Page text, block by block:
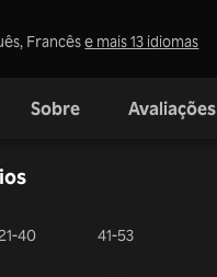
Francêse mais 13 idiomas
Sobre Avaliações
40 41-53